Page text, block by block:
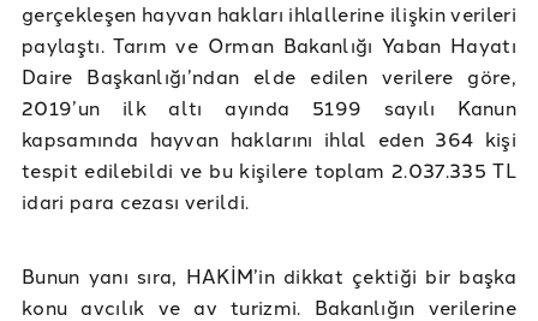
gerçekleşen hayvan hakları ihlallerine ilişkin verileri
paylaştı. Tarım ve Orman Bakanlığı Yaban Hayatı
Daire Başkanlığı’ndan elde edilen verilere göre,
2019’un ilk altı ayında 5199 sayılı Kanun
kapsamında hayvan haklarını ihlal eden 364 kişi
tespit edilebildi ve bu kişilere toplam 2.037.335 TL
idari para cezası verildi.
Bunun yanı sıra, HAKİM’in dikkat çektiği bir başka
konu avcılık ve av turizmi. Bakanlığın verilerine